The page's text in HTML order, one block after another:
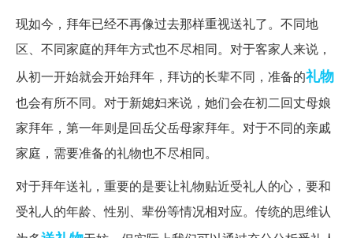
现如今，拜年已经不再像过去那样重视送礼了。不同地
区、不同家庭的拜年方式也不尽相同。对于客家人来说，
从初一开始就会开始拜年，拜访的长辈不同，准备的礼物
也会有所不同。对于新媳妇来说，她们会在初二回丈母娘
家拜年，第一年则是回岳父岳母家拜年。对于不同的亲戚
家庭，需要准备的礼物也不尽相同。
对于拜年送礼，重要的是要让礼物贴近受礼人的心，要和
受礼人的年龄、性别、辈份等情况相对应。传统的思维认